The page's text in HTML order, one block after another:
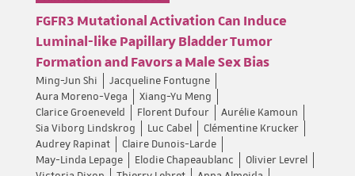
FGFR3 Mutational Activation Can Induce
Luminal-like Papillary Bladder Tumor
Formation and Favors a Male Sex Bias
Ming-Jun Shi
Jacqueline Fontugne
Aura Moreno-Vega
Xiang-Yu Meng
Clarice Groeneveld
Florent Dufour
Aurélie Kamoun
Sia Viborg Lindskrog
Luc Cabel
Clémentine Krucker
Audrey Rapinat
Claire Dunois-Larde
May-Linda Lepage
Elodie Chapeaublanc
Olivier Levrel